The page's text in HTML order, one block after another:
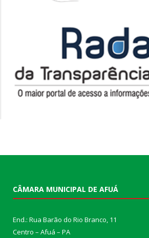
CÂMARA MUNICIPAL DE AFUÁ
End.: Rua Barão do Rio Branco, 11
Centro – Afuá – PA